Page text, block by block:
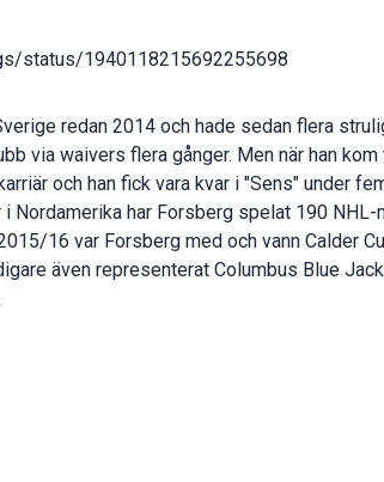
status/1940118215692255698
redan 2014 och hade sedan flera
via waivers flera gånger. Men när han
och han fick vara kvar i "Sens" under
i Nordamerika har Forsberg spelat 190
16 var Forsberg med och vann Calder
även representerat Columbus Blue